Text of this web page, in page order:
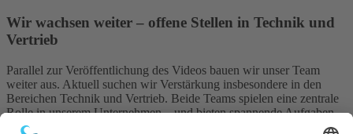
Wir wachsen weiter – offene Stellen in Technik und
Vertrieb
Parallel zur Veröffentlichung des Videos bauen wir unser Team
weiter aus. Aktuell suchen wir Verstärkung insbesondere in den
Bereichen Technik und Vertrieb. Beide Teams spielen eine zentrale
Rolle in unserem Unternehmen – und bieten spannende Aufgaben
für motivierte Talente, die etwas bewegen möchten.